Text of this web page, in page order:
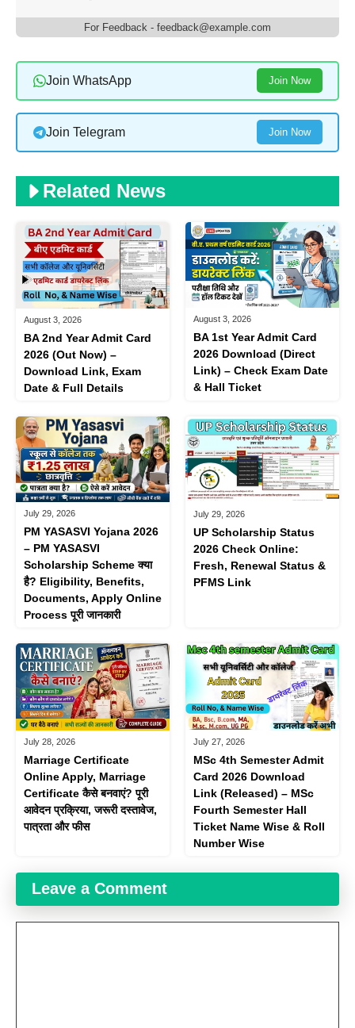
For Feedback - feedback@example.com
Join WhatsApp Join Now
Join Telegram Join Now
Related News
August 3, 2026
BA 2nd Year Admit Card
2026 (Out Now) –
Download Link, Exam
Date & Full Details
August 3, 2026
BA 1st Year Admit Card
2026 Download (Direct
Link) – Check Exam Date
& Hall Ticket
July 29, 2026
PM YASASVI Yojana 2026
– PM YASASVI
Scholarship Scheme क्या
है? Eligibility, Benefits,
Documents, Apply Online
Process पूरी जानकारी
July 29, 2026
UP Scholarship Status
2026 Check Online:
Fresh, Renewal Status &
PFMS Link
July 28, 2026
Marriage Certificate
Online Apply, Marriage
Certificate कैसे बनवाएं? पूरी
आवेदन प्रक्रिया, जरूरी दस्तावेज,
पात्रता और फीस
July 27, 2026
MSc 4th Semester Admit
Card 2026 Download
Link (Released) – MSc
Fourth Semester Hall
Ticket Name Wise & Roll
Number Wise
Leave a Comment